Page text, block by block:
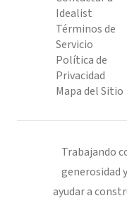
Idealist
Términos de
Servicio
Política de
Privacidad
Mapa del Sitio
Trabajando
generosidad
ayudar a